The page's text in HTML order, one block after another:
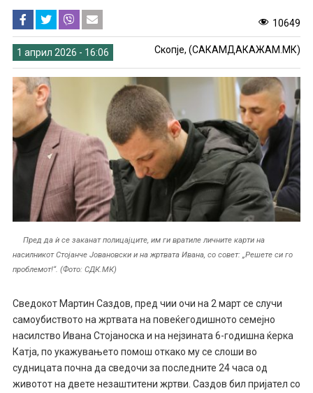
10649
1 април 2026 - 16:06 Скопје, (САКАМДАКАЖАМ.МК)
Пред да ѝ се заканат полицајците, им ги вратиле личните карти на
насилникот Стојанче Јовановски и на жртвата Ивана, со совет: „Решете си го
проблемот!“. (Фото: СДК.МК)
Сведокот Мартин Саздов, пред чии очи на 2 март се случи
самоубиството на жртвата на повеќегодишното семејно
насилство Ивана Стојаноска и на нејзината 6-годишна ќерка
Катја, по укажувањето помош откако му се слоши во
судницата почна да сведочи за последните 24 часа од
животот на двете незаштитени жртви. Саздов бил пријател со